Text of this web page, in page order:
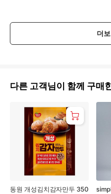
더
다른 고객님이 함께 구매
동원 개성김치감자만두 350